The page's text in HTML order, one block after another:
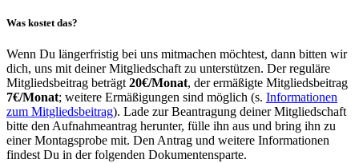
Was kostet das?
Wenn Du längerfristig bei uns mitmachen möchtest, dann bitten wir
dich, uns mit deinerMitgliedschaftzu unterstützen. Der reguläre
Mitgliedsbeitrag beträgt20€/Monat, der ermäßigte Mitgliedsbeitrag
7€/Monat; weitere Ermäßigungen sind möglich (s. Informationen
zum Mitgliedsbeitrag). Lade zur Beantragung deiner Mitgliedschaft
bitte den Aufnahmeantrag herunter, fülle ihn aus und bring ihn zu
einer Montagsprobe mit. Den Antrag und weitere Informationen
findest Du in der folgenden Dokumentensparte.